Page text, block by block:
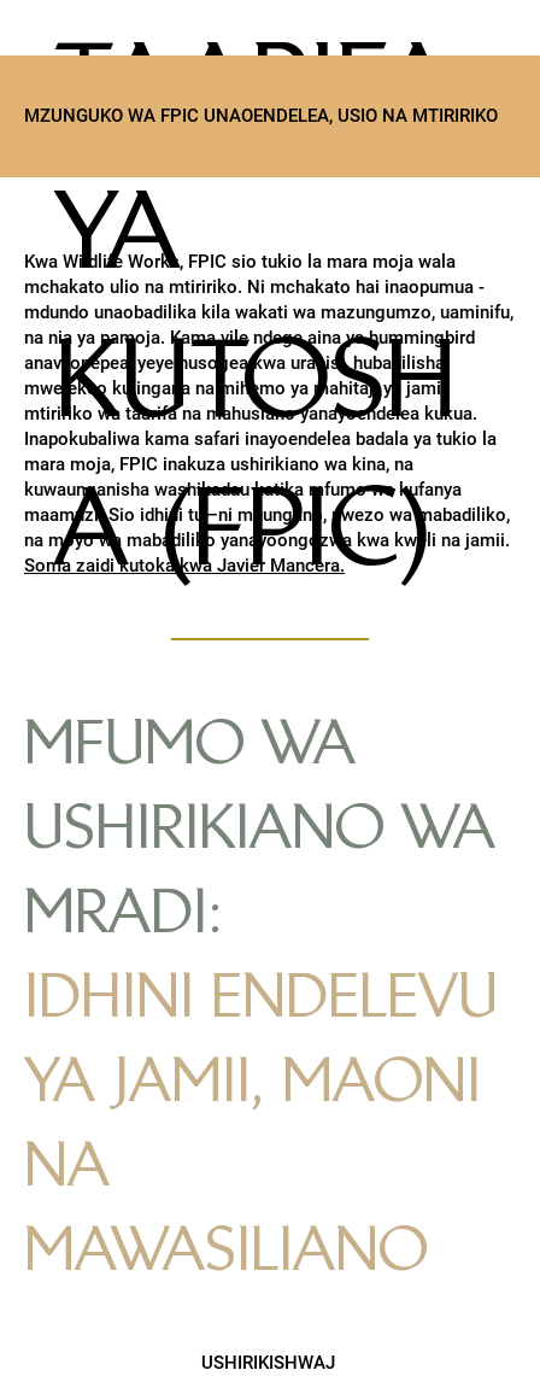
TAARIFA
YA
KUTOSH
A (FPIC)
MZUNGUKO WA FPIC UNAOENDELEA, USIO NA MTIRIRIKO
Kwa Wildlife Works, FPIC sio tukio la mara moja wala
mchakato ulio na mtiririko. Ni mchakato hai inaopumua -
mdundo unaobadilika kila wakati wa mazungumzo, uaminifu,
na nia ya pamoja. Kama vile ndege aina ya hummingbird
anavyopepea, yeye husogea kwa urahisi, hubadilisha
mwelekeo kulingana na mihemo ya mahitaji ya jamii,
mtiririko wa taarifa na mahusiano yanayoendelea kukua.
Inapokubaliwa kama safari inayoendelea badala ya tukio la
mara moja, FPIC inakuza ushirikiano wa kina, na
kuwaunganisha washikadau katika mfumo wa kufanya
maamuzi. Sio idhini tu—ni muungano, uwezo wa mabadiliko,
na moyo wa mabadiliko yanayoongozwa kwa kweli na jamii.
Soma zaidi kutoka kwa Javier Mancera.
MFUMO WA
USHIRIKIANO WA
MRADI:
IDHINI ENDELEVU
YA JAMII, MAONI
NA
MAWASILIANO
USHIRIKISHWAJ